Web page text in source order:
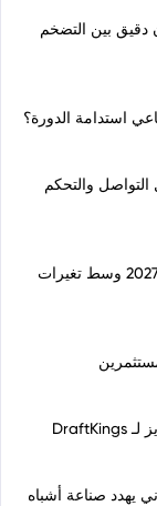
دقيق بين التضخم
استدامة الدورة؟
التواصل والتحكم
جولدمان ساكس يخفض توقعات أسعار النفط لعام 2027 وسط تغيرات
يهدد صناعة أشباه